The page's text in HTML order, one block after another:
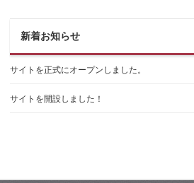
新着お知らせ
サイトを正式にオープンしました。
サイトを開設しました！